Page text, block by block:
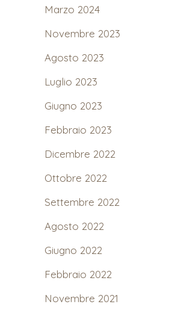
Marzo 2024
Novembre 2023
Agosto 2023
Luglio 2023
Giugno 2023
Febbraio 2023
Dicembre 2022
Ottobre 2022
Settembre 2022
Agosto 2022
Giugno 2022
Febbraio 2022
Novembre 2021